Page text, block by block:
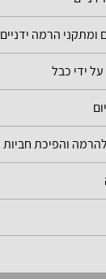
ומתקני הרמה ידניים
ידי כבל
והפיכת חביות